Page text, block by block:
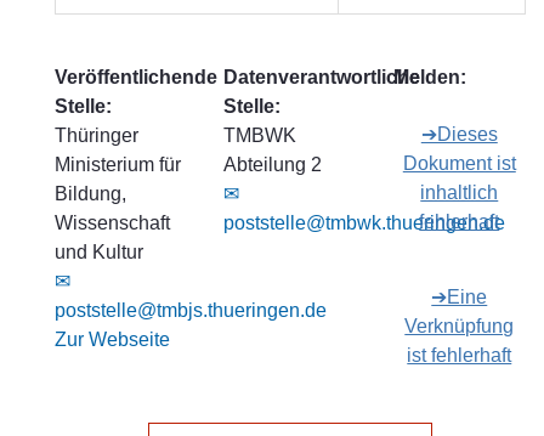
Veröffentlichende
Stelle:
Thüringer
Ministerium für
Bildung,
Wissenschaft
und Kultur
✉
poststelle@tmbjs.thueringen.de
Zur Webseite
Datenverantwortliche
Stelle:
TMBWK
Abteilung 2
✉
poststelle@tmbwk.thueringen.de
Melden:
➔Dieses
Dokument ist
inhaltlich
fehlerhaft
➔Eine
Verknüpfung
ist fehlerhaft